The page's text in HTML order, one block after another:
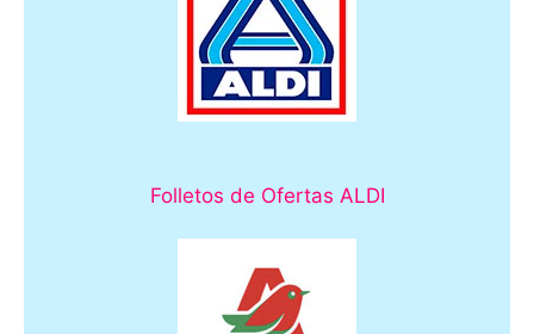
Folletos de Ofertas ALDI